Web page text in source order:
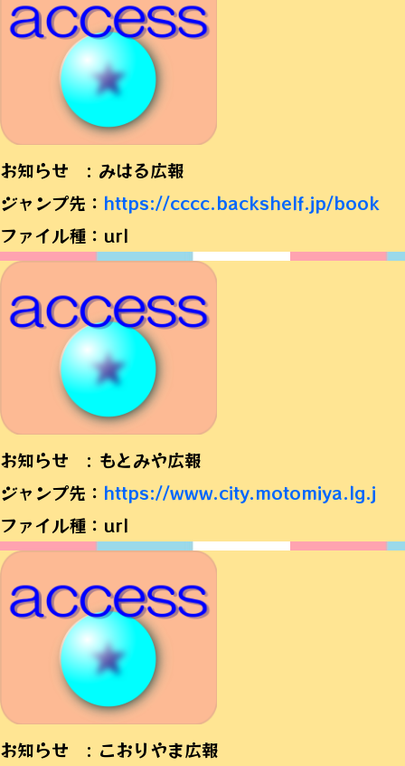
お知らせ : みはる広報
ジャンプ先： https://cccc.backshelf.jp/book
ファイル種：url
お知らせ : もとみや広報
ジャンプ先： https://www.city.motomiya.lg.j
ファイル種：url
お知らせ : こおりやま広報